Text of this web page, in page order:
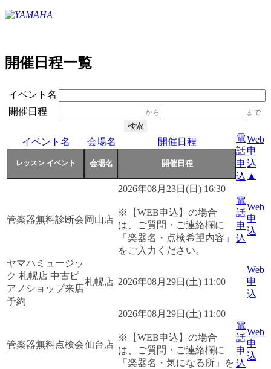
開催日程一覧
イベント名
開催日程
から まで
イベント名 会場名 開催日程
電
話
申
込
Web
申
込
▲
管楽器無料診断会 岡山店
2026年08月23日(日) 16:30
※【WEB申込】の場合
は、ご質問・ご連絡欄に
「楽器名・点検希望内容」
をご入力ください。
電
話
申
込
Web
申
込
ヤマハミュージッ
ク 札幌店 中古ピ
アノショップ来店
予約
札幌店 2026年08月29日(土) 11:00
Web
申
込
管楽器無料点検会仙台店
2026年08月29日(土) 11:00
※【WEB申込】の場合
は、ご質問・ご連絡欄に
「楽器名・気になる所」を
電
話
申
込
Web
申
込